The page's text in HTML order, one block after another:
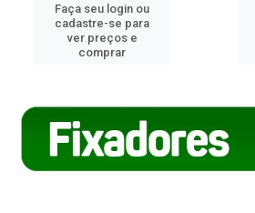
Faça seu login ou
cadastre-se para
ver preços e
comprar